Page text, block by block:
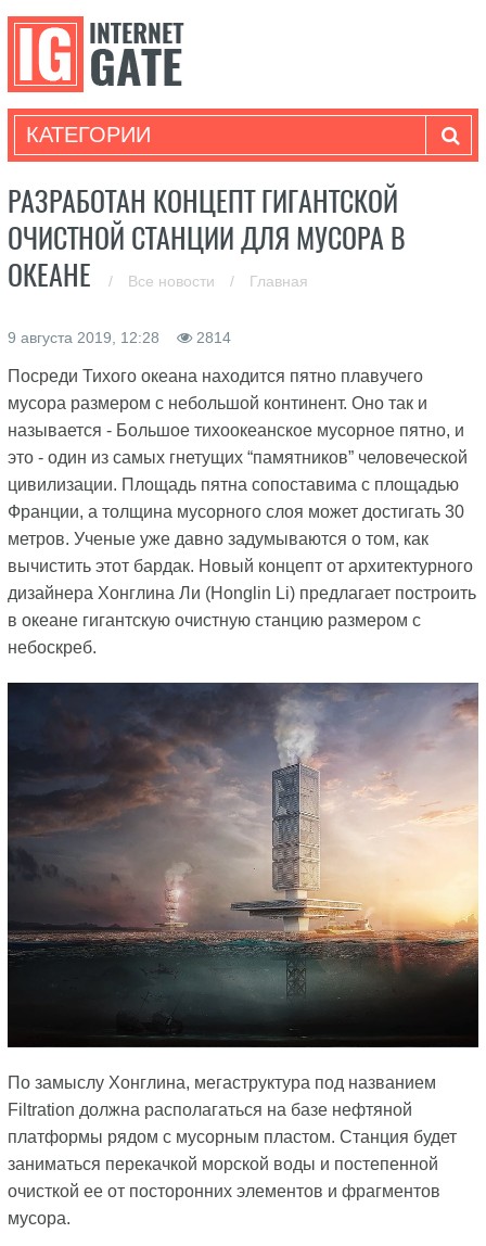
КАТЕГОРИИ
РАЗРАБОТАН КОНЦЕПТ ГИГАНТСКОЙ
ОЧИСТНОЙ СТАНЦИИ ДЛЯ МУСОРА В
ОКЕАНЕ
/ Все новости / Главная
9 августа 2019, 12:28 2814
Посреди Тихого океана находится пятно плавучего
мусора размером с небольшой континент. Оно так и
называется - Большое тихоокеанское мусорное пятно, и
это - один из самых гнетущих “памятников” человеческой
цивилизации. Площадь пятна сопоставима с площадью
Франции, а толщина мусорного слоя может достигать 30
метров. Ученые уже давно задумываются о том, как
вычистить этот бардак. Новый концепт от архитектурного
дизайнера Хонглина Ли (Honglin Li) предлагает построить
в океане гигантскую очистную станцию размером с
небоскреб.
По замыслу Хонглина, мегаструктура под названием
Filtration должна располагаться на базе нефтяной
платформы рядом с мусорным пластом. Станция будет
заниматься перекачкой морской воды и постепенной
очисткой ее от посторонних элементов и фрагментов
мусора.